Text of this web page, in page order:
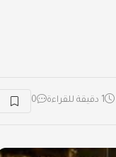
1 دقيقة للقراءة 0